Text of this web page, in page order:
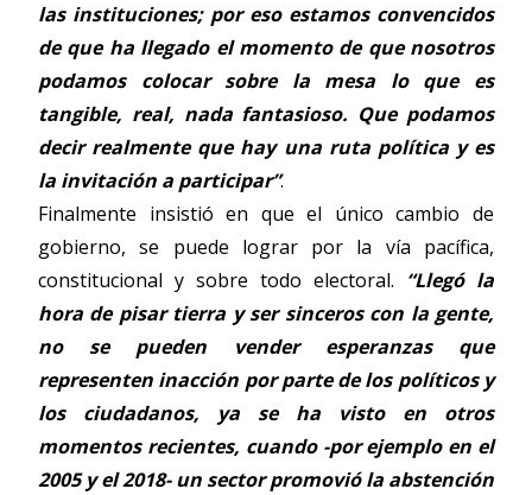
las instituciones; por eso estamos convencidos
de que ha llegado el momento de que nosotros
podamos colocar sobre la mesa lo que es
tangible, real, nada fantasioso. Que podamos
decir realmente que hay una ruta política y es
la invitación a participar”.
Finalmente insistió en que el único cambio de
gobierno, se puede lograr por la vía pacífica,
constitucional y sobre todo electoral. “Llegó la
hora de pisar tierra y ser sinceros con la gente,
no se pueden vender esperanzas que
representen inacción por parte de los políticos y
los ciudadanos, ya se ha visto en otros
momentos recientes, cuando -por ejemplo en el
2005 y el 2018- un sector promovió la abstención